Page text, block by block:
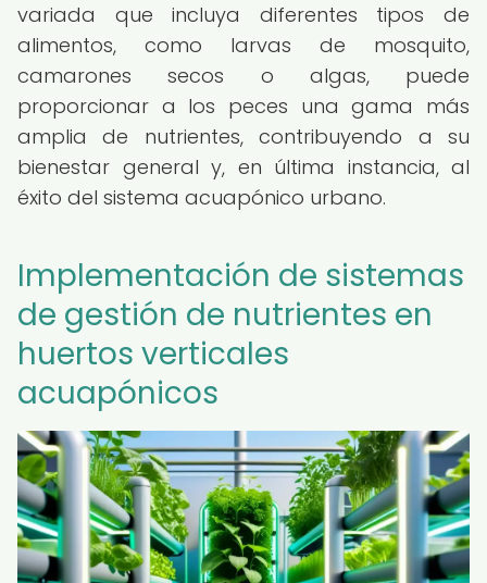
variada que incluya diferentes tipos de
alimentos, como larvas de mosquito,
camarones secos o algas, puede
proporcionar a los peces una gama más
amplia de nutrientes, contribuyendo a su
bienestar general y, en última instancia, al
éxito del sistema acuapónico urbano.
Implementación de sistemas
de gestión de nutrientes en
huertos verticales
acuapónicos